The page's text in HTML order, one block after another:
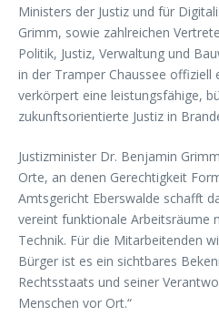
Ministers der Justiz und für
Grimm, sowie zahlreichen
Politik, Justiz, Verwaltung und
in der Tramper Chaussee offiziell
verkörpert eine leistungsfähige,
zukunftsorientierte Justiz in
Justizminister Dr. Benjamin
Orte, an denen Gerechtigkeit
Amtsgericht Eberswalde schafft
vereint funktionale Arbeitsräume
Technik. Für die Mitarbeitenden
Bürger ist es ein sichtbares
Rechtsstaats und seiner
Menschen vor Ort.“